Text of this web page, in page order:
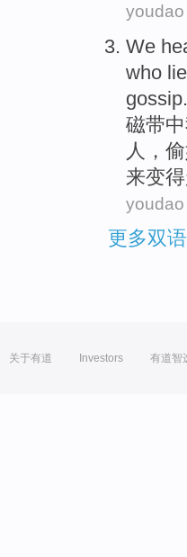
youdao
We
who
gossip.
磁带中
人 ， 偷
来变得
youdao
更多双
关于有道 Investors 有道智